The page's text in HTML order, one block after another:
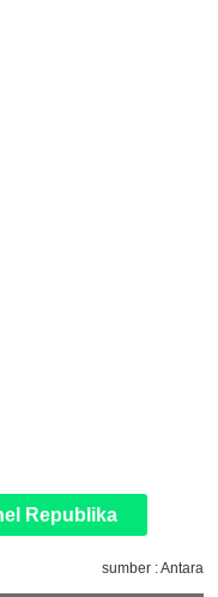
Republika
sumber : Antara